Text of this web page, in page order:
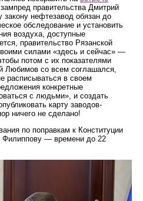
правительства Дмитрий
нефтезавод обязан до
обследование и установить
воздуха, доступные
правительство Рязанской
силами «здесь и сейчас» —
потом с их показателями
Любимов со всем соглашался,
расписываться в своем
конкретные
с людьми», и создать
карту заводов-
ничего не сделано!
по поправкам к Конституции
Филиппову — времени до 22